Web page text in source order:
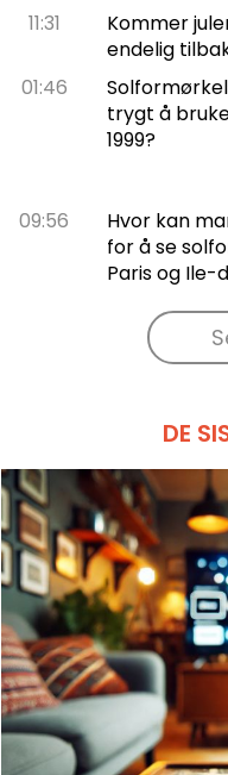
11:31
Kommer
endelig
01:46
trygt å
1999?
09:56
Hvor kan
for å se
Paris og Ile-
DE